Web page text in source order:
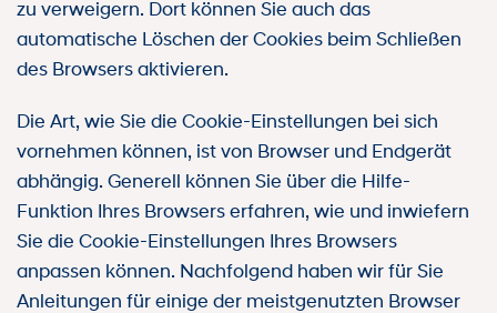
zu verweigern. Dort können Sie auch das
automatische Löschen der Cookies beim Schließen
des Browsers aktivieren.
Die Art, wie Sie die Cookie-Einstellungen bei sich
vornehmen können, ist von Browser und Endgerät
abhängig. Generell können Sie über die Hilfe-
Funktion Ihres Browsers erfahren, wie und inwiefern
Sie die Cookie-Einstellungen Ihres Browsers
anpassen können. Nachfolgend haben wir für Sie
Anleitungen für einige der meistgenutzten Browser